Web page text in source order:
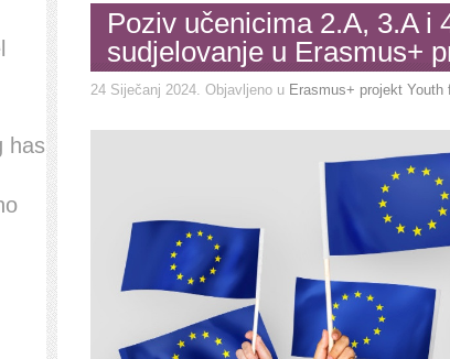
Poziv učenicima 2.A, 3.A i
sudjelovanje u Erasmus+
24 Siječanj 2024. Objavljeno u Erasmus+ projekt Youth
has